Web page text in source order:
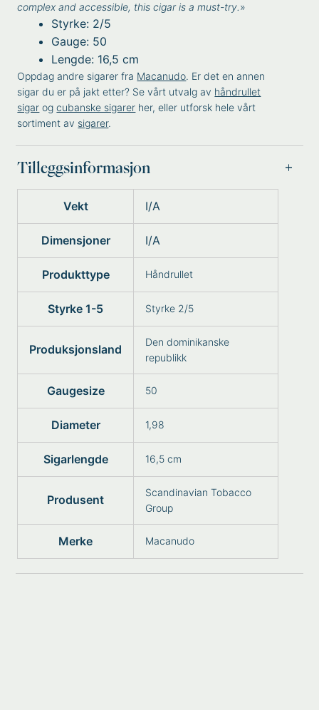
complex and accessible, this cigar is a must-try.»
Styrke: 2/5
Gauge: 50
Lengde: 16,5 cm
Oppdag andre sigarer fra Macanudo. Er det en annen
sigar du er på jakt etter? Se vårt utvalg av håndrullet
sigar ogcubanske sigarer her, eller utforsk hele vårt
sortiment av sigarer.
Tilleggsinformasjon
Vekt I/A
Dimensjoner I/A
Produkttype Håndrullet
Styrke 1-5 Styrke 2/5
Produksjonsland
Den dominikanske
republikk
Gaugesize 50
Diameter 1,98
Sigarlengde 16,5 cm
Produsent
Scandinavian Tobacco
Group
Merke Macanudo